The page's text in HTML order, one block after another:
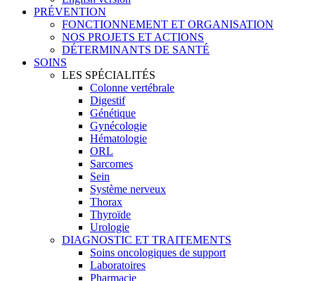
PRÉVENTION
FONCTIONNEMENT ET ORGANISATION
NOS PROJETS ET ACTIONS
DÉTERMINANTS DE SANTÉ
SOINS
LES SPÉCIALITÉS
Colonne vertébrale
Digestif
Génétique
Gynécologie
Hématologie
ORL
Sarcomes
Sein
Système nerveux
Thorax
Thyroïde
Urologie
DIAGNOSTIC ET TRAITEMENTS
Soins oncologiques de support
Laboratoires
Pharmacie